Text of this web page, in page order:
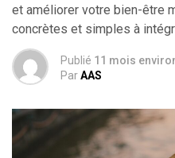
et améliorer votre bien-être
concrètes et simples à
Publié 11 mois
ParAAS